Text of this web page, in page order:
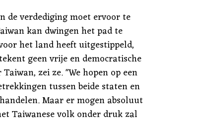
de verdediging moet ervoor te
kan dwingen het pad te
het land heeft uitgestippeld,
geen vrije en democratische
zei ze. "We hopen op een
tussen beide staten en
Maar er mogen absoluut
Taiwanese volk onder druk zal